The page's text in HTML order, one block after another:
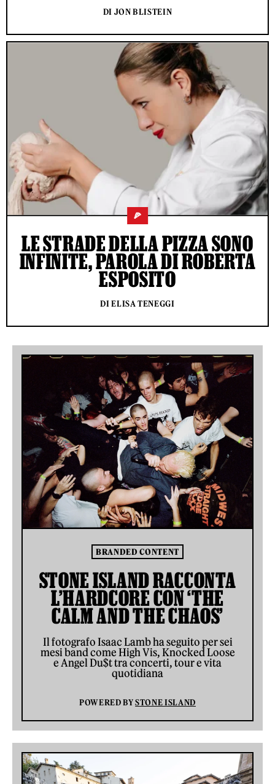
DI JON BLISTEIN
🍕
LE STRADE DELLA PIZZA SONO
INFINITE, PAROLA DI ROBERTA
ESPOSITO
DI ELISA TENEGGI
BRANDED CONTENT
STONE ISLAND RACCONTA
L’HARDCORE CON ‘THE
CALM AND THE CHAOS’
Il fotografo Isaac Lamb ha seguito per sei
mesi band come High Vis, Knocked Loose
e Angel Du$t tra concerti, tour e vita
quotidiana
POWERED BYSTONE ISLAND